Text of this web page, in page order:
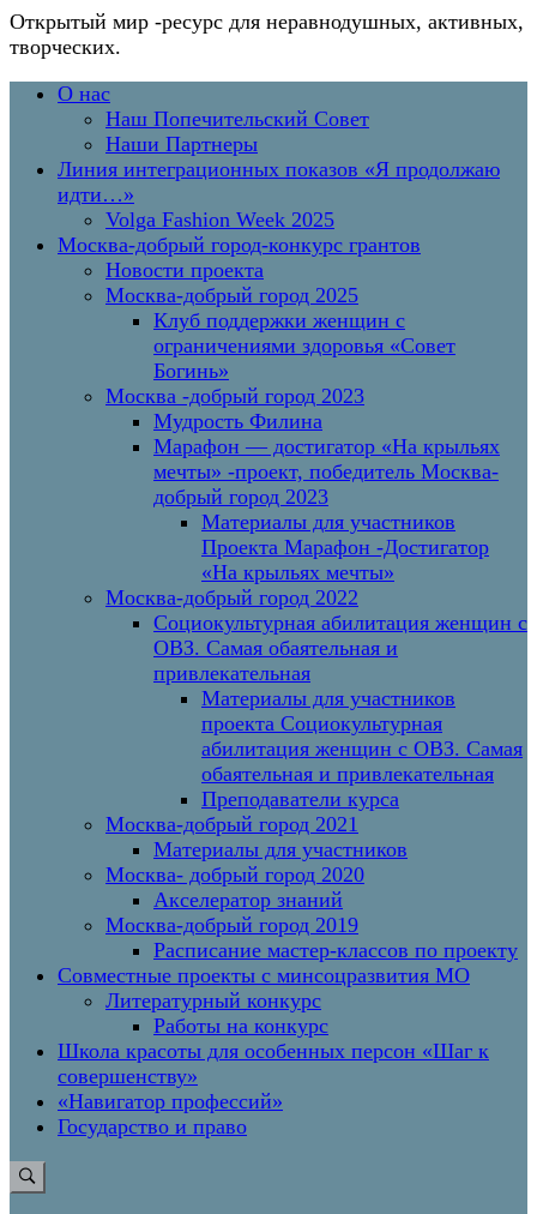
Открытый мир -ресурс для неравнодушных, активных,
творческих.
Перейти
содержимому
Основное
О нас
Наш Попечительский Совет
Наши Партнеры
Линия интеграционных показов «Я продолжаю
идти…»
Volga Fashion Week 2025
Москва-добрый город-конкурс грантов
Новости проекта
Москва-добрый город 2025
Клуб поддержки женщин с
ограничениями здоровья «Совет
Богинь»
Москва -добрый город 2023
Мудрость Филина
Марафон — достигатор «На крыльях
мечты» -проект, победитель Москва-
добрый город 2023
Материалы для участников
Проекта Марафон -Достигатор
«На крыльях мечты»
Москва-добрый город 2022
Социокультурная абилитация женщин с
ОВЗ. Самая обаятельная и
привлекательная
Материалы для участников
проекта Социокультурная
абилитация женщин с ОВЗ. Самая
обаятельная и привлекательная
Преподаватели курса
Москва-добрый город 2021
Материалы для участников
Москва- добрый город 2020
Акселератор знаний
Москва-добрый город 2019
Расписание мастер-классов по проекту
Совместные проекты с минсоцразвития МО
Литературный конкурс
Работы на конкурс
Школа красоты для особенных персон «Шаг к
совершенству»
«Навигатор профессий»
Государство и право